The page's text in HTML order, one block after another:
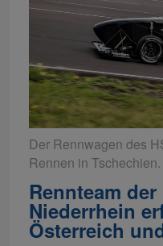
Der Rennwagen des
Rennen in Tschechien.
Rennteam
Niederrhein
Österreich